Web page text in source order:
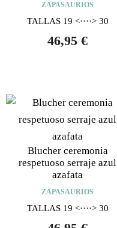
ZAPASAURIOS
TALLAS 19 <····> 30
46,95€
Blucher ceremonia
respetuoso serraje azul
azafata
ZAPASAURIOS
TALLAS 19 <····> 30